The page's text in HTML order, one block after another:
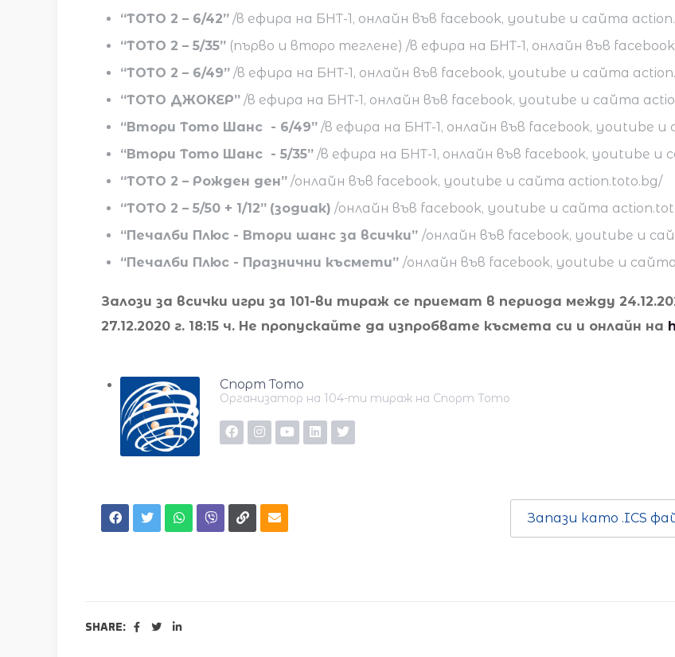
“ТОТО 2 – 6/42” /в ефира на БНТ-1, онлайн във facebook, youtube и сайта
“ТОТО 2 – 5/35” (първо и второ теглене) /в ефира на БНТ-1, онлайн във
“ТОТО 2 – 6/49” /в ефира на БНТ-1, онлайн във facebook, youtube и сайта
“ТОТО ДЖОКЕР” /в ефира на БНТ-1, онлайн във facebook, youtube и сайта
“Втори Тото Шанс - 6/49” /в ефира на БНТ-1, онлайн във facebook, youtube
“Втори Тото Шанс - 5/35” /в ефира на БНТ-1, онлайн във facebook, youtube и
“ТОТО 2 – Рожден ден” /онлайн във facebook, youtube и сайта action.toto.bg/
“ТОТО 2 – 5/50 + 1/12” (зодиак) /онлайн във facebook, youtube и сайта
“Печалби Плюс - Втори шанс за всички” /онлайн във facebook, youtube и
“Печалби Плюс - Празнични късмети” /онлайн във facebook, youtube и
Залози за всички игри за 101-ви тираж се приемат в периода между
27.12.2020 г. 18:15 ч. Не пропускайте да изпробвате късмета си и онлайн на
Спорт Тото
Организатор на 104-ти тираж на Спорт Тото
Запази като .ICS
SHARE: